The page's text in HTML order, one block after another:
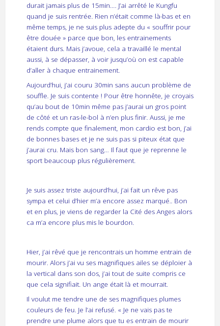
durait jamais plus de 15min…. J’ai arrêté le Kungfu
quand je suis rentrée. Rien n’était comme là-bas et en
même temps, je ne suis plus adepte du « souffrir pour
être douée » parce que bon, les entrainements
étaient durs. Mais j’avoue, cela a travaillé le mental
aussi, à se dépasser, à voir jusqu’où on est capable
d’aller à chaque entrainement.
Aujourd’hui, j’ai couru 30min sans aucun problème de
souffle. Je suis contente ! Pour être honnête, je croyais
qu’au bout de 10min même pas j’aurai un gros point
de côté et un ras-le-bol à n’en plus finir. Aussi, je me
rends compte que finalement, mon cardio est bon, j’ai
de bonnes bases et je ne suis pas si piteux état que
j’aurai cru. Mais bon sang… Il faut que je reprenne le
sport beaucoup plus régulièrement.
Je suis assez triste aujourd’hui, j’ai fait un rêve pas
sympa et celui d’hier m’a encore assez marqué.. Bon
et en plus, je viens de regarder la Cité des Anges alors
ca m’a encore plus mis le bourdon.
Hier, j’ai rêvé que je rencontrais un homme entrain de
mourir. Alors j’ai vu ses magnifiques ailes se déploier à
la vertical dans son dos, j’ai tout de suite compris ce
que cela signifiait. Un ange était là et mourrait.
Il voulut me tendre une de ses magnifiques plumes
couleurs de feu. Je l’ai refusé. « Je ne vais pas te
prendre une plume alors que tu es entrain de mourir